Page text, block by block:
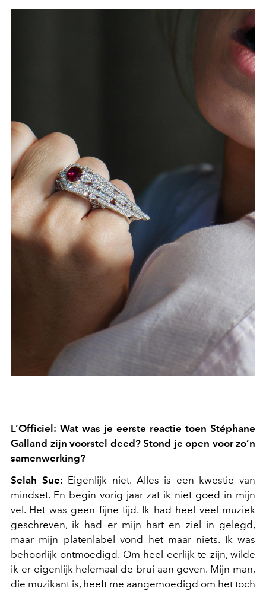
L’Officiel: Wat was je eerste reactie toen Stéphane
Galland zijn voorstel deed? Stond je open voor zo’n
samenwerking?
Selah Sue: Eigenlijk niet. Alles is een kwestie van
mindset. En begin vorig jaar zat ik niet goed in mijn
vel. Het was geen fijne tijd. Ik had heel veel muziek
geschreven, ik had er mijn hart en ziel in gelegd,
maar mijn platenlabel vond het maar niets. Ik was
behoorlijk ontmoedigd. Om heel eerlijk te zijn, wilde
ik er eigenlijk helemaal de brui aan geven. Mijn man,
die muzikant is, heeft me aangemoedigd om het toch